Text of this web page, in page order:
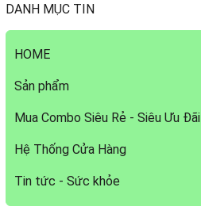
DANH MỤC TIN
HOME
Sản phẩm
Mua Combo Siêu Rẻ - Siêu Ưu Đãi
Hệ Thống Cửa Hàng
Tin tức - Sức khỏe